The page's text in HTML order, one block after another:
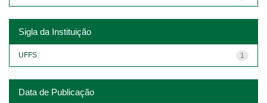
Sigla da Instituição
1
UFFS
Data de Publicação